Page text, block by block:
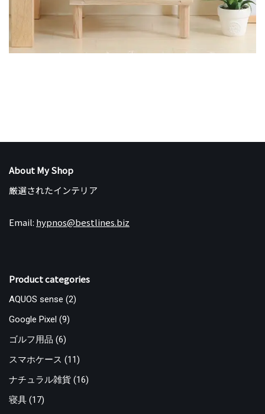
About My Shop
厳選されたインテリア
Email: hypnos@bestlines.biz
Product categories
AQUOS sense (2)
Google Pixel (9)
ゴルフ用品 (6)
スマホケース (11)
ナチュラル雑貨 (16)
寝具 (17)